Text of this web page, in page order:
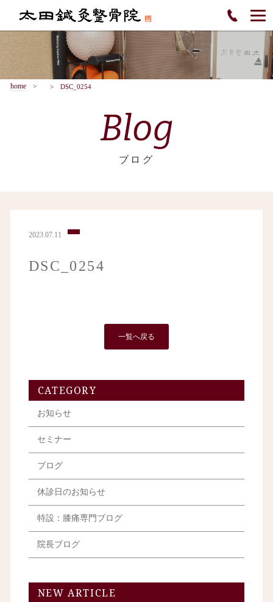
home DSC_0254
Blog
ブログ
2023.07.11
DSC_0254
一覧へ戻る
CATEGORY
お知らせ
セミナー
ブログ
休診日のお知らせ
特設：膝痛専門ブログ
院長ブログ
NEW ARTICLE